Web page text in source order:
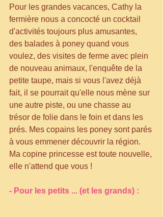
Pour les grandes vacances, Cathy la
fermière nous a concocté un cocktail
d'activités toujours plus amusantes,
des balades à poney quand vous
voulez, des visites de ferme avec plein
de nouveau animaux, l'enquête de la
petite taupe, mais si vous l'avez déjà
fait, il se pourrait qu'elle nous mène sur
une autre piste, ou une chasse au
trésor de folie dans le foin et dans les
prés. Mes copains les poney sont parés
à vous emmener découvrir la région.
Ma copine princesse est toute nouvelle,
elle n'attend que vous !
- Pour les petits ... (et les grands) :